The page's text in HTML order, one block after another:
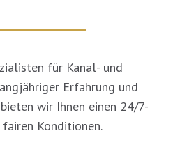
für Kanal- und
Erfahrung und
wir Ihnen einen 24/7-
Konditionen.